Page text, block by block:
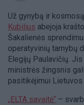
Už gynybą ir
Kubilius abejoja
Šakalienės
operatyvinių tarnybų
Elegijų Paulavičių.
ministrės žingsnis
pasitikėjimui
„ELTA savaitė“ –